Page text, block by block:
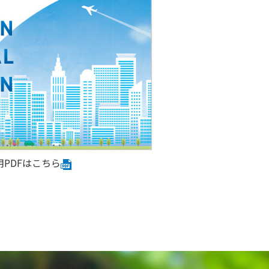
PDFはこちら